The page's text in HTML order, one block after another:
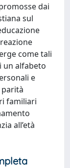
dai
sul
come tali
un alfabeto
e
familiari
all’età